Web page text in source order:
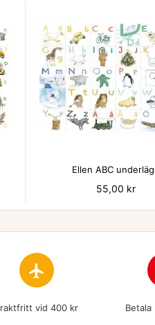

Ellen ABC
Pris
55,00 kr
flight
vid 400 kr